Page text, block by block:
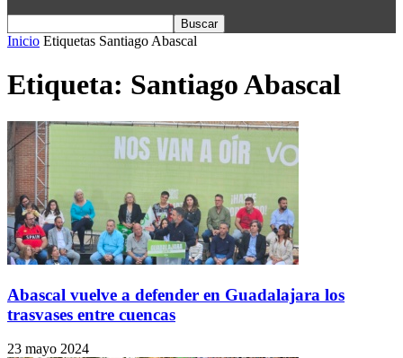
Inicio Etiquetas Santiago Abascal
Etiqueta: Santiago Abascal
Abascal vuelve a defender en Guadalajara los
trasvases entre cuencas
23 mayo 2024